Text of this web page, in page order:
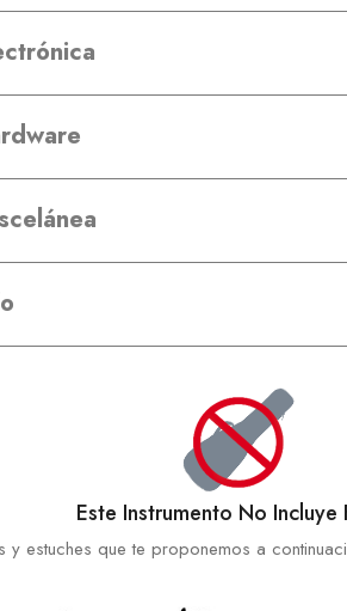
Este Instrumento No Incluye
estuches que te proponemos a